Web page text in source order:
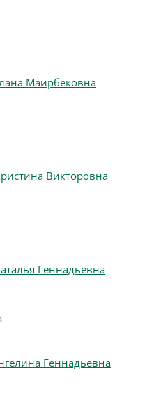
Маирбековна
Викторовна
Геннадьевна
Геннадьевна